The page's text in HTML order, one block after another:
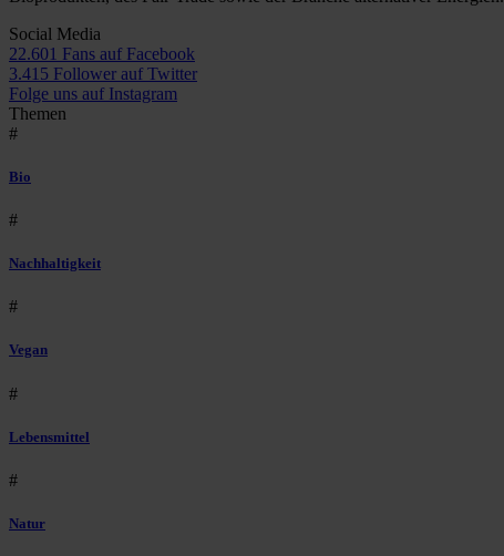
Social Media
22.601 Fans auf Facebook
3.415 Follower auf Twitter
Folge uns auf Instagram
Themen
#
Bio
#
Nachhaltigkeit
#
Vegan
#
Lebensmittel
#
Natur